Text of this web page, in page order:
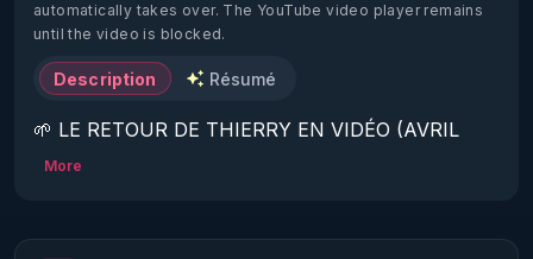
automatically takes over. The YouTube video player remains
until the video is blocked.
Description Résumé
🌱 LE RETOUR DE THIERRY EN VIDÉO (AVRIL
2022)!
https://www.rgnr.fr/presentation.html
More